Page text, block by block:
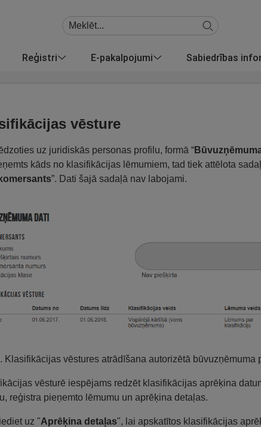
Reģistri E-pakalpojumi Sabiedrības
vēsture
uz juridiskās personas profilu, formā “
kāds no klasifikācijas lēmumiem, tad tiek attēlota
”. Dati šajā sadaļā nav labojami.
Klasifikācijas vēstures atrādīšana autorizētā būvuzņēmuma
vēsturē iespējams redzēt klasifikācijas aprēķina
reģistra pieņemto lēmumu un aprēķina detaļas.
uz "Aprēķina detaļas", lai apskatītos klasifikācijas